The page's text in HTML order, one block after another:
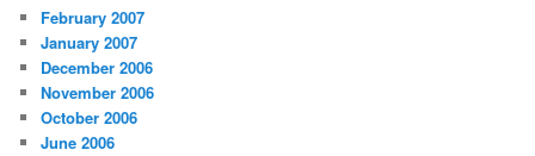
February 2007
January 2007
December 2006
November 2006
October 2006
June 2006